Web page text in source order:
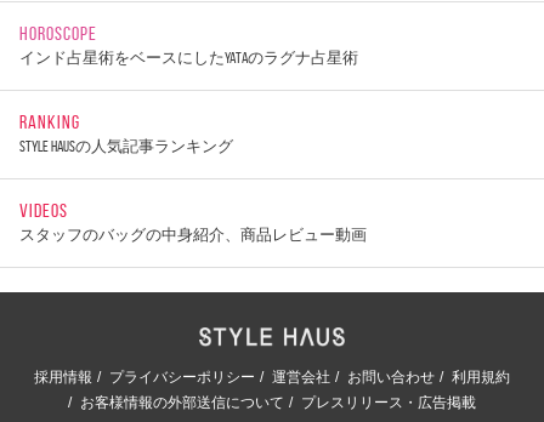
HOROSCOPE
インド占星術をベースにしたYATAのラグナ占星術
RANKING
STYLE HAUSの人気記事ランキング
VIDEOS
スタッフのバッグの中身紹介、商品レビュー動画
採用情報 プライバシーポリシー 運営会社 お問い合わせ
利用規約
お客様情報の外部送信について
プレスリリース・広告掲載